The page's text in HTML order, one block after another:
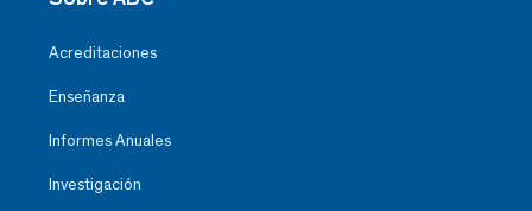
Acreditaciones
Enseñanza
Informes Anuales
Investigación